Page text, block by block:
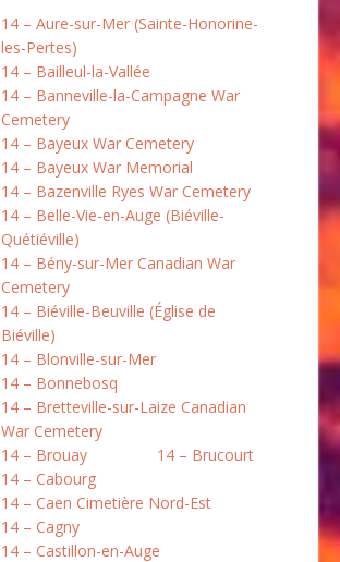
14 – Aure-sur-Mer (Sainte-Honorine-
les-Pertes)
14 – Bailleul-la-Vallée
14 – Banneville-la-Campagne War
Cemetery
14 – Bayeux War Cemetery
14 – Bayeux War Memorial
14 – Bazenville Ryes War Cemetery
14 – Belle-Vie-en-Auge (Biéville-
Quétiéville)
14 – Bény-sur-Mer Canadian War
Cemetery
14 – Biéville-Beuville (Église de
Biéville)
14 – Blonville-sur-Mer
14 – Bonnebosq
14 – Bretteville-sur-Laize Canadian
War Cemetery
14 – Brouay
14 – Brucourt
14 – Cabourg
14 – Caen Cimetière Nord-Est
14 – Cagny
14 – Castillon-en-Auge